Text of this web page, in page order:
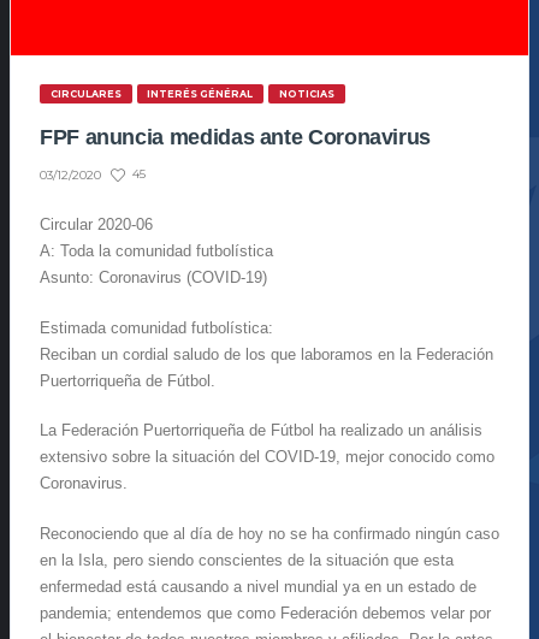
CIRCULARES INTERÉS GÉNÉRAL NOTICIAS
FPF anuncia medidas ante Coronavirus
03/12/2020 45
Circular 2020-06
A: Toda la comunidad futbolística
Asunto: Coronavirus (COVID-19)
Estimada comunidad futbolística:
Reciban un cordial saludo de los que laboramos en la Federación
Puertorriqueña de Fútbol.
La Federación Puertorriqueña de Fútbol ha realizado un análisis
extensivo sobre la situación del COVID-19, mejor conocido como
Coronavirus.
Reconociendo que al día de hoy no se ha confirmado ningún caso
en la Isla, pero siendo conscientes de la situación que esta
enfermedad está causando a nivel mundial ya en un estado de
pandemia; entendemos que como Federación debemos velar por